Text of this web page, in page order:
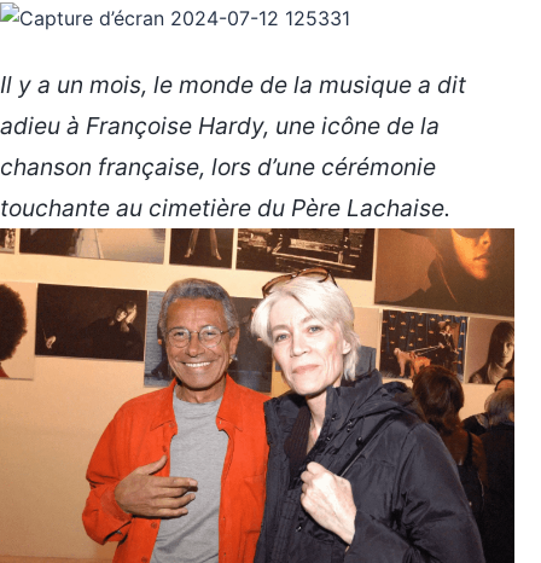
Il y a un mois, le monde de la musique a dit
adieu à Françoise Hardy, une icône de la
chanson française, lors d’une cérémonie
touchante au cimetière du Père Lachaise.